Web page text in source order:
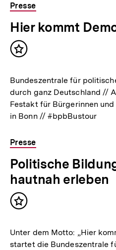
Presse
Hier kommt
Inhalt
Bundeszentrale für
durch ganz Deutschland //
Festakt für Bürgerinnen
in Bonn // #bpbBustour
Presse
Politische
hautnah erleben
Inhalt
Unter dem Motto: „Hier
startet die Bundeszentrale